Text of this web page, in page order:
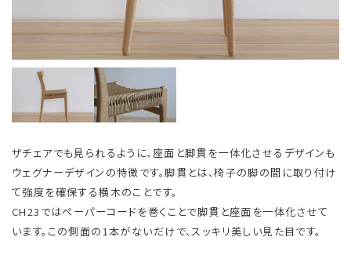
ザチェアでも見られるように、座面と脚貫を一体化させるデザインも
ウェグナーデザインの特徴です。脚貫とは、椅子の脚の間に取り付け
て強度を確保する横木のことです。
CH23ではペーパーコードを巻くことで脚貫と座面を一体化させて
います。この側面の1本がないだけで、スッキリ美しい見た目です。